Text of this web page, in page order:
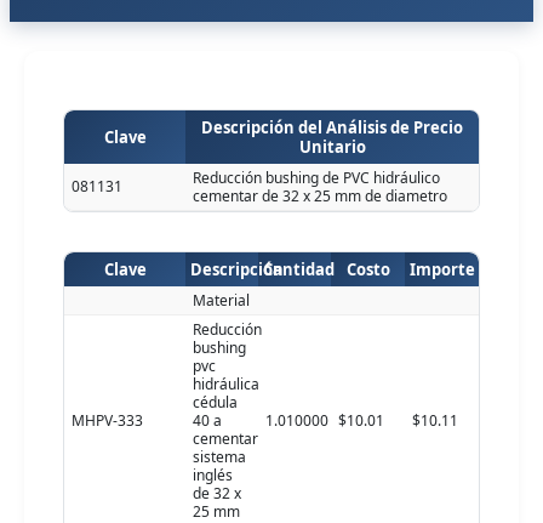
Clave
Descripción del Análisis de Precio
Unitario
081131
Reducción bushing de PVC hidráulico
cementar de 32 x 25 mm de diametro
Clave DescripciónCantidad Costo Importe
Material
MHPV-333
Reducción
bushing
pvc
hidráulica
cédula
40 a
cementar
sistema
inglés
de 32 x
25 mm
1.010000 $10.01 $10.11